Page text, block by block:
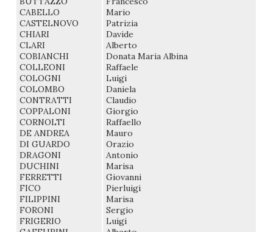
CABELLO
CASTELNOVO
CHIARI
CLARI
COBIANCHI
COLLEONI
COLOGNI
COLOMBO
CONTRATTI
COPPALONI
CORNOLTI
DE ANDREA
DI GUARDO
DRAGONI
DUCHINI
FERRETTI
FICO
FILIPPINI
FORONI
FRIGERIO
Mario
Patrizia
Davide
Alberto
Donata Maria Albina
Raffaele
Luigi
Daniela
Claudio
Giorgio
Raffaello
Mauro
Orazio
Antonio
Marisa
Giovanni
Pierluigi
Marisa
Sergio
Luigi